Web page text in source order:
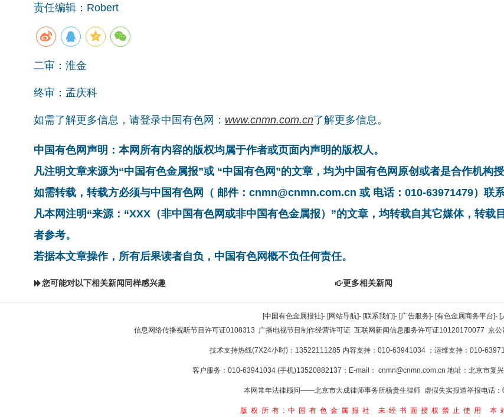
责任编辑：Robert
二审：淮金
终审：孟庆科
如需了解更多信息，请登录中国有色网： www.cnmn.com.cn了解更多信息。
中国有色网声明：本网所有内容的版权均属于作者或页面内声明的版权人。
凡注明文章来源为“中国有色金属报”或 “中国有色网”的文章，均为中国有色网原创或者是合作机构授
如需转载，转载方必须与中国有色网（ 邮件：cnmn@cnmn.com.cn 或 电话：010-63971479）联
凡本网注明“来源：“XXX（非中国有色网或非中国有色金属报）”的文章，均转载自其它媒体，转
者参考。
若据本文章操作，所有后果读者自负，中国有色网概不负任何责任。
您可能对以下相关新闻同样感兴趣 更多相关新闻
[中国有色金属报社]- [网站导航]- [联系我们]- [广告服务]- [有色金属商务平台]- [
信息网络传播视听节目许可证0108313 广播电视节目制作经营许可证 互联网新闻信息服务许可证10120170077 京
技术支持热线(7X24小时)：13522111285 内容支持：010-63941034 ；运维支持：010-
客户服务：010-63941034 (手机)13520882137；E-mail： cnmn@cnmn.com.cn 地址：北京市复
本网常年法律顾问——北京市大成律师事务所杨贵生律师 虚假失实报道举报电话
版权所有:中国有色金属报社 未经书面授权禁止使用 本